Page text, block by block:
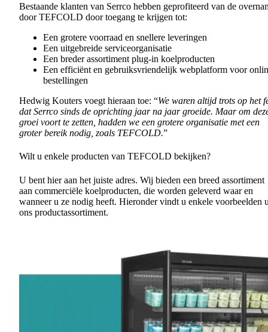
Bestaande klanten van Serrco hebben geprofiteerd van de
door TEFCOLD door toegang te krijgen tot:
Een grotere voorraad en snellere leveringen
Een uitgebreide serviceorganisatie
Een breder assortiment plug-in koelproducten
Een efficiënt en gebruiksvriendelijk webplatform voor
bestellingen
Hedwig Kouters voegt hieraan toe: “We waren altijd trots op het
dat Serrco sinds de oprichting jaar na jaar groeide. Maar om
groei voort te zetten, hadden we een grotere organisatie met een
groter bereik nodig, zoals TEFCOLD.”
Wilt u enkele producten van TEFCOLD bekijken?
U bent hier aan het juiste adres. Wij bieden een breed assortiment
aan commerciële koelproducten, die worden geleverd waar en
wanneer u ze nodig heeft. Hieronder vindt u enkele voorbeelden
ons productassortiment.